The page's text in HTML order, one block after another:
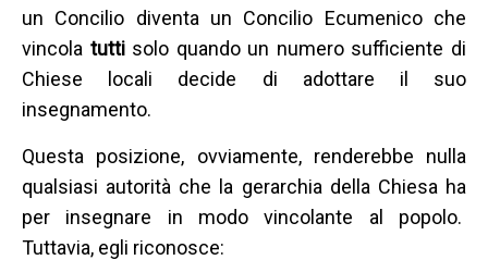
un Concilio diventa un Concilio Ecumenico che
vincola tutti solo quando un numero sufficiente di
Chiese locali decide di adottare il suo
insegnamento.
Questa posizione, ovviamente, renderebbe nulla
qualsiasi autorità che la gerarchia della Chiesa ha
per insegnare in modo vincolante al popolo.
Tuttavia, egli riconosce: